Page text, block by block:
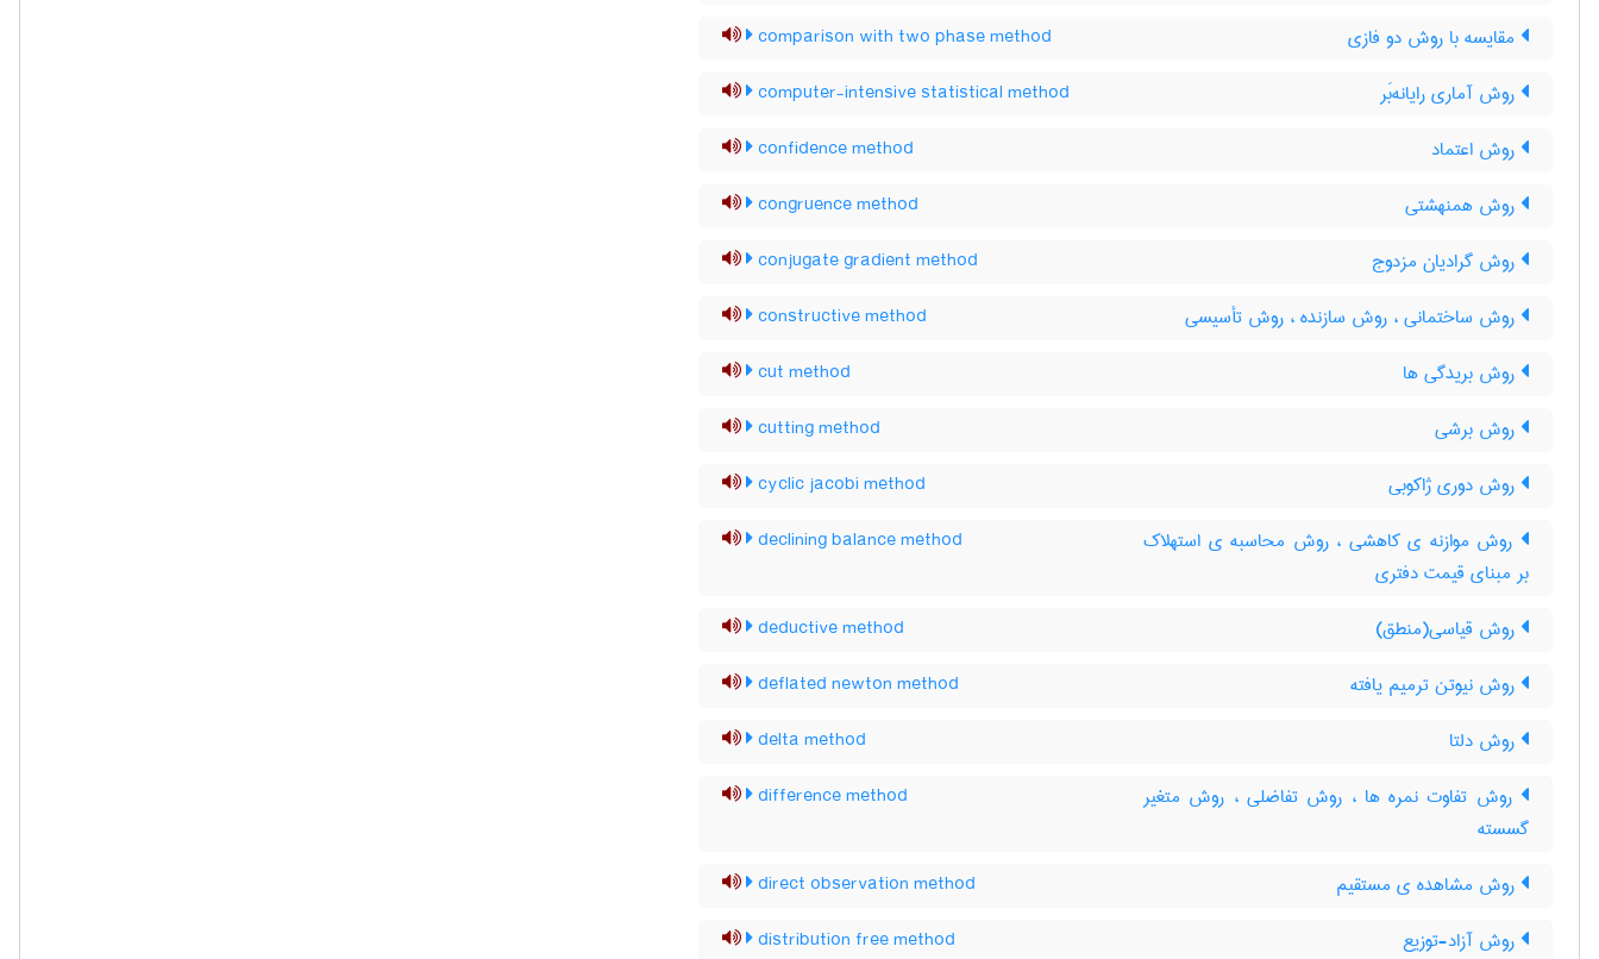
مقایسه با روش دو فازی comparison with two phase method
روش آماری رایانه‌بَر computer-intensive statistical method
روش اعتماد confidence method
روش همنهشتی congruence method
روش گرادیان مزدوج conjugate gradient method
روش ساختمانی ، روش سازنده ، روش تأسیسی constructive method
روش بریدگی ها cut method
روش برشی cutting method
روش دوری ژاکوبی cyclic jacobi method
روش موازنه ی کاهشی ، روش محاسبه ی استهلاک
بر مبنای قیمت دفتری
declining balance method
روش قیاسی(منطق) deductive method
روش نیوتن ترمیم یافته deflated newton method
روش دلتا delta method
روش تفاوت نمره ها ، روش تفاضلی ، روش متغیر
گسسته
difference method
روش مشاهده ی مستقیم direct observation method
روش آزاد-توزیع distribution free method